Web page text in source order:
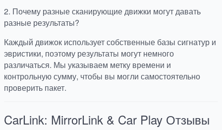
2. Почему разные сканирующие движки могут давать
разные результаты?
Каждый движок использует собственные базы сигнатур и
эвристики, поэтому результаты могут немного
различаться. Мы указываем метку времени и
контрольную сумму, чтобы вы могли самостоятельно
проверить пакет.
CarLink: MirrorLink & Car Play Отзывы